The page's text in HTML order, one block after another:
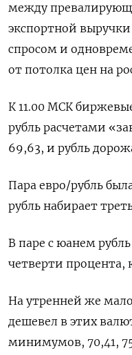
между
экспортной
спросом и
от потолка цен на
К 11.00 МСК
рубль расчетами
69,63, и рубль
Пара евро/рубль
рубль набирает
В паре с юанем
четверти процента,
На утренней же
дешевел в этих
минимумов, 70,41,